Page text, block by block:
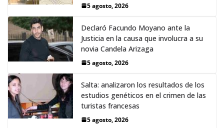
5 agosto, 2026
Declaró Facundo Moyano ante la
Justicia en la causa que involucra a su
novia Candela Arizaga
5 agosto, 2026
Salta: analizaron los resultados de los
estudios genéticos en el crimen de las
turistas francesas
5 agosto, 2026